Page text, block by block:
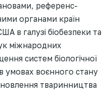
референс-
органами країн
в галузі біобезпеки та
міжнародних
систем біологічної
умовах воєнного стану
тваринництва